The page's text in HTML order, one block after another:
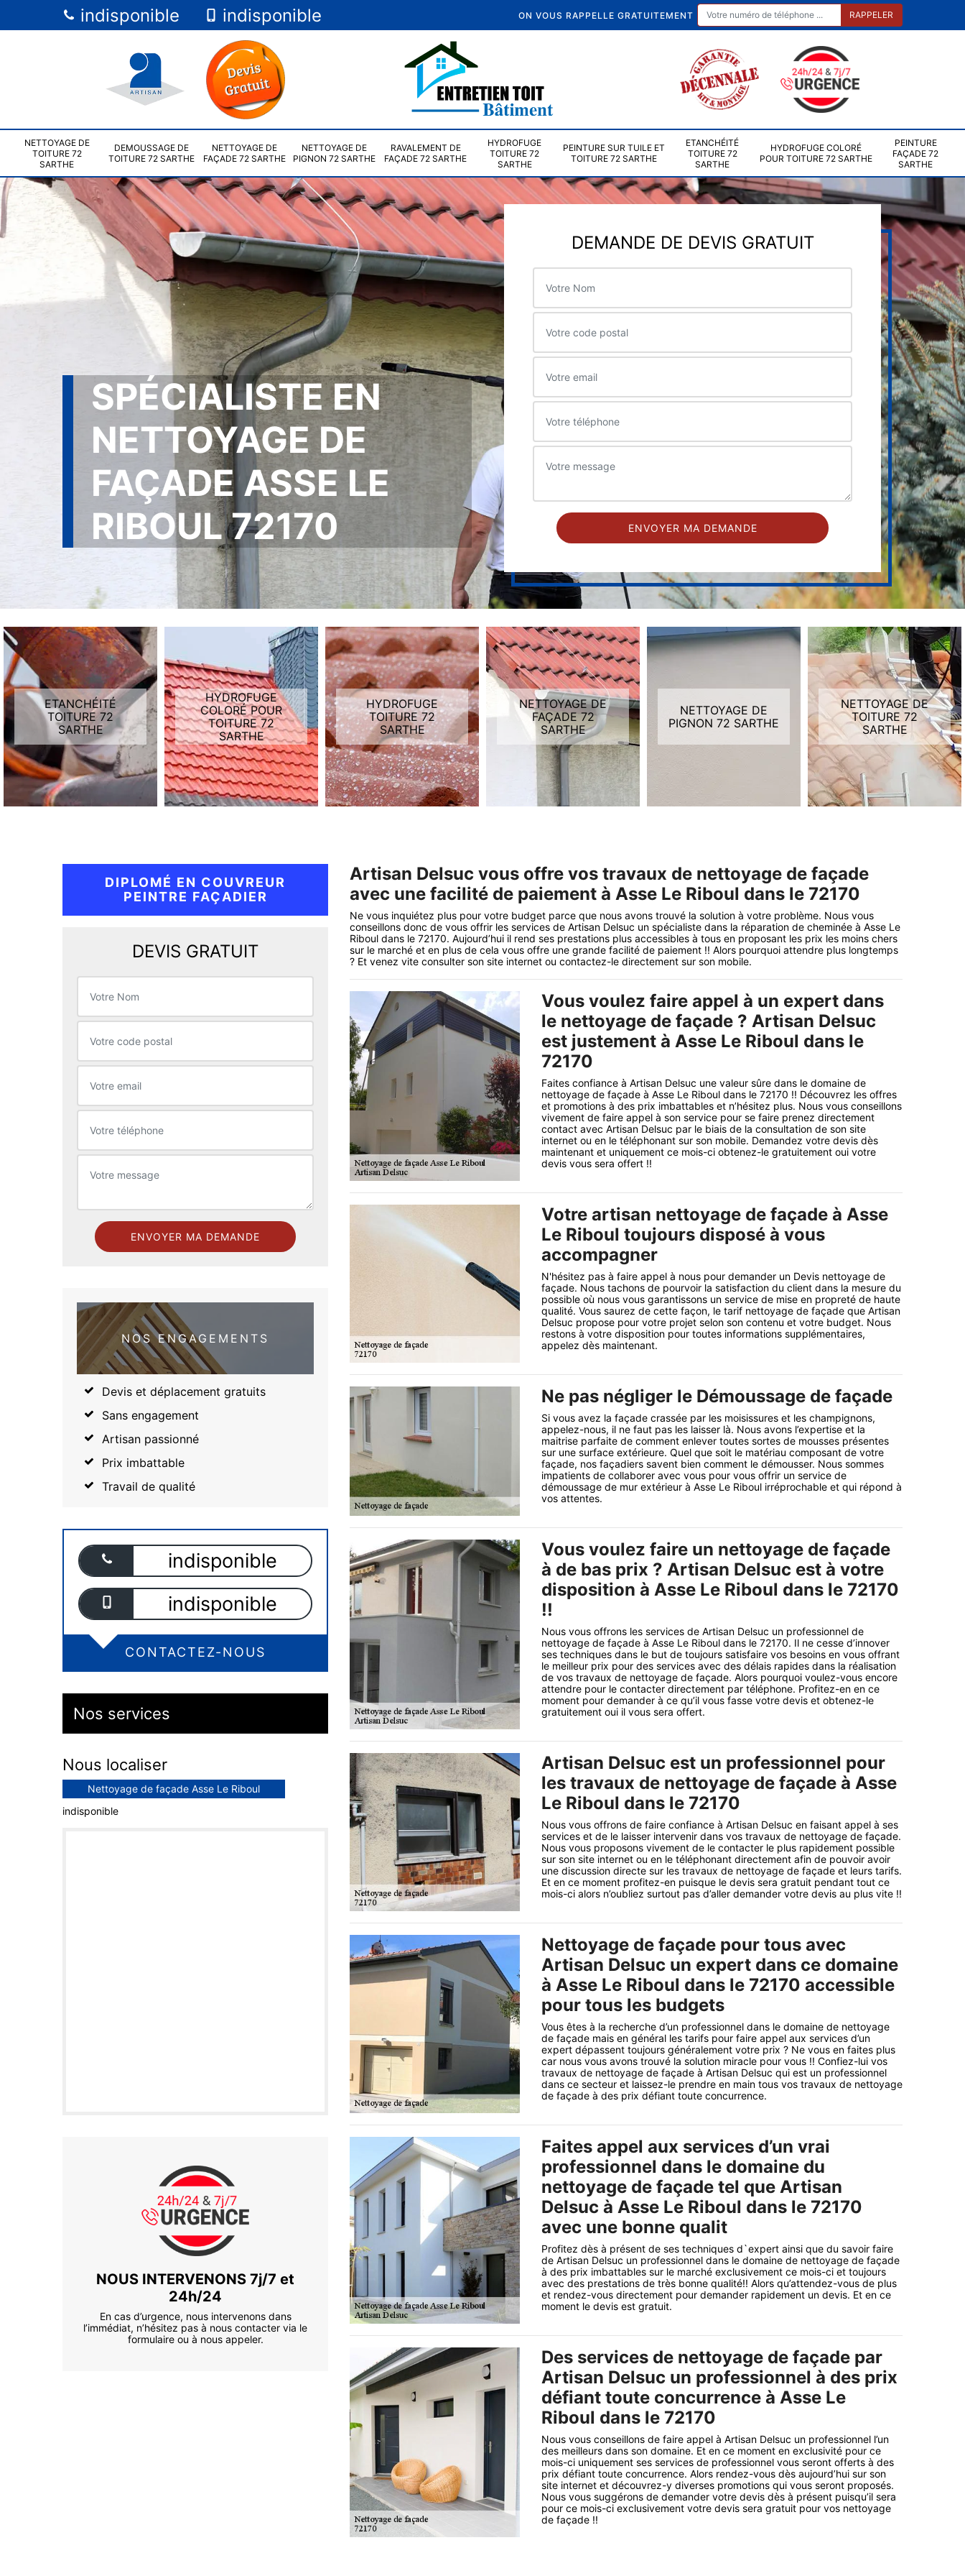
indisponible indisponible ON VOUS RAPPELLE GRATUITEMENT
NETTOYAGE DE
TOITURE 72
SARTHE
DEMOUSSAGE DE
TOITURE 72 SARTHE
NETTOYAGE DE
FAÇADE 72 SARTHE
NETTOYAGE DE
PIGNON 72 SARTHE
RAVALEMENT DE
FAÇADE 72 SARTHE
HYDROFUGE
TOITURE 72
SARTHE
PEINTURE SUR TUILE ET
TOITURE 72 SARTHE
ETANCHÉITÉ
TOITURE 72
SARTHE
HYDROFUGE COLORÉ
POUR TOITURE 72 SARTHE
PEINTURE
FAÇADE 72
SARTHE
SPÉCIALISTE EN
NETTOYAGE DE
FAÇADE ASSE LE
RIBOUL 72170
DEMANDE DE DEVIS GRATUIT
ETANCHÉITÉ
TOITURE 72
SARTHE
HYDROFUGE
COLORÉ POUR
TOITURE 72
SARTHE
HYDROFUGE
TOITURE 72
SARTHE
NETTOYAGE DE
FAÇADE 72
SARTHE
NETTOYAGE DE
PIGNON 72 SARTHE
NETTOYAGE DE
TOITURE 72
SARTHE
DIPLOMÉ EN COUVREUR
PEINTRE FAÇADIER
DEVIS GRATUIT
NOS ENGAGEMENTS
Devis et déplacement gratuits
Sans engagement
Artisan passionné
Prix imbattable
Travail de qualité
indisponible
indisponible
CONTACTEZ-NOUS
Nos services
Nous localiser
Nettoyage de façade Asse Le Riboul
indisponible
NOUS INTERVENONS 7j/7 et
24h/24
En cas d’urgence, nous intervenons dans
l’immédiat, n’hésitez pas à nous contacter via le
formulaire ou à nous appeler.
Artisan Delsuc vous offre vos travaux de nettoyage de façade
avec une facilité de paiement à Asse Le Riboul dans le 72170
Ne vous inquiétez plus pour votre budget parce que nous avons trouvé la solution à votre problème. Nous vous
conseillons donc de vous offrir les services de Artisan Delsuc un spécialiste dans la réparation de cheminée à Asse Le
Riboul dans le 72170. Aujourd’hui il rend ses prestations plus accessibles à tous en proposant les prix les moins chers
sur le marché et en plus de cela vous offre une grande facilité de paiement !! Alors pourquoi attendre plus longtemps
? Et venez vite consulter son site internet ou contactez-le directement sur son mobile.
Vous voulez faire appel à un expert dans
le nettoyage de façade ? Artisan Delsuc
est justement à Asse Le Riboul dans le
72170
Faites confiance à Artisan Delsuc une valeur sûre dans le domaine de
nettoyage de façade à Asse Le Riboul dans le 72170 !! Découvrez les offres
et promotions à des prix imbattables et n’hésitez plus. Nous vous conseillons
vivement de faire appel à son service pour se faire prenez directement
contact avec Artisan Delsuc par le biais de la consultation de son site
internet ou en le téléphonant sur son mobile. Demandez votre devis dès
maintenant et uniquement ce mois-ci obtenez-le gratuitement oui votre
devis vous sera offert !!
Votre artisan nettoyage de façade à Asse
Le Riboul toujours disposé à vous
accompagner
N'hésitez pas à faire appel à nous pour demander un Devis nettoyage de
façade. Nous tachons de pourvoir la satisfaction du client dans la mesure du
possible où nous vous garantissons un service de mise en propreté de haute
qualité. Vous saurez de cette façon, le tarif nettoyage de façade que Artisan
Delsuc propose pour votre projet selon son contenu et votre budget. Nous
restons à votre disposition pour toutes informations supplémentaires,
appelez dès maintenant.
Ne pas négliger le Démoussage de façade
Si vous avez la façade crassée par les moisissures et les champignons,
appelez-nous, il ne faut pas les laisser là. Nous avons l’expertise et la
maitrise parfaite de comment enlever toutes sortes de mousses présentes
sur une surface extérieure. Quel que soit le matériau composant de votre
façade, nos façadiers savent bien comment le démousser. Nous sommes
impatients de collaborer avec vous pour vous offrir un service de
démoussage de mur extérieur à Asse Le Riboul irréprochable et qui répond à
vos attentes.
Vous voulez faire un nettoyage de façade
à de bas prix ? Artisan Delsuc est à votre
disposition à Asse Le Riboul dans le 72170
!!
Nous vous offrons les services de Artisan Delsuc un professionnel de
nettoyage de façade à Asse Le Riboul dans le 72170. Il ne cesse d’innover
ses techniques dans le but de toujours satisfaire vos besoins en vous offrant
le meilleur prix pour des services avec des délais rapides dans la réalisation
de vos travaux de nettoyage de façade. Alors pourquoi voulez-vous encore
attendre pour le contacter directement par téléphone. Profitez-en en ce
moment pour demander à ce qu’il vous fasse votre devis et obtenez-le
gratuitement oui il vous sera offert.
Artisan Delsuc est un professionnel pour
les travaux de nettoyage de façade à Asse
Le Riboul dans le 72170
Nous vous offrons de faire confiance à Artisan Delsuc en faisant appel à ses
services et de le laisser intervenir dans vos travaux de nettoyage de façade.
Nous vous proposons vivement de le contacter le plus rapidement possible
sur son site internet ou en le téléphonant directement afin de pouvoir avoir
une discussion directe sur les travaux de nettoyage de façade et leurs tarifs.
Et en ce moment profitez-en puisque le devis sera gratuit pendant tout ce
mois-ci alors n’oubliez surtout pas d’aller demander votre devis au plus vite !!
Nettoyage de façade pour tous avec
Artisan Delsuc un expert dans ce domaine
à Asse Le Riboul dans le 72170 accessible
pour tous les budgets
Vous êtes à la recherche d’un professionnel dans le domaine de nettoyage
de façade mais en général les tarifs pour faire appel aux services d’un
expert dépassent toujours généralement votre prix ? Ne vous en faites plus
car nous vous avons trouvé la solution miracle pour vous !! Confiez-lui vos
travaux de nettoyage de façade à Artisan Delsuc qui est un professionnel
dans ce secteur et laissez-le prendre en main tous vos travaux de nettoyage
de façade à des prix défiant toute concurrence.
Faites appel aux services d’un vrai
professionnel dans le domaine du
nettoyage de façade tel que Artisan
Delsuc à Asse Le Riboul dans le 72170
avec une bonne qualit
Profitez dès à présent de ses techniques d`expert ainsi que du savoir faire
de Artisan Delsuc un professionnel dans le domaine de nettoyage de façade
à des prix imbattables sur le marché exclusivement ce mois-ci et toujours
avec des prestations de très bonne qualité!! Alors qu’attendez-vous de plus
et rendez-vous directement pour demander rapidement un devis. Et en ce
moment le devis est gratuit.
Des services de nettoyage de façade par
Artisan Delsuc un professionnel à des prix
défiant toute concurrence à Asse Le
Riboul dans le 72170
Nous vous conseillons de faire appel à Artisan Delsuc un professionnel l’un
des meilleurs dans son domaine. Et en ce moment en exclusivité pour ce
mois-ci uniquement ses services de professionnel vous seront offerts à des
prix défiant toute concurrence. Alors rendez-vous dès aujourd’hui sur son
site internet et découvrez-y diverses promotions qui vous seront proposés.
Nous vous suggérons de demander votre devis dès à présent puisqu’il sera
pour ce mois-ci exclusivement votre devis sera gratuit pour vos nettoyage
de façade !!